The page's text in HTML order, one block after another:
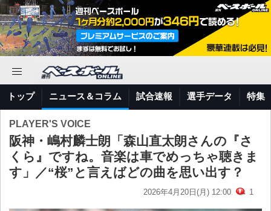
トップ ニュース＆コラム 試合速報 選手データ 特集
PLAYER'S VOICE
阪神・嶋村麟士朗「森山直太朗さんの『さ
くら』ですね。音楽は車でめっちゃ聴きま
す」／“桜”と言えばどの曲を思い出す？
2026年4月20日(月) 12:00 1